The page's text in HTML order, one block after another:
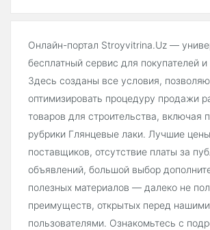
Онлайн-портал Stroyvitrina.Uz —
бесплатный сервис для покупателей
Здесь созданы все условия,
оптимизировать процедуру продажи
товаров для строительства, включая
рубрики Глянцевые лаки. Лучшие
поставщиков, отсутствие платы за
объявлений, большой выбор
полезных материалов — далеко не
преимуществ, открытых перед нашими
пользователями. Ознакомьтесь с